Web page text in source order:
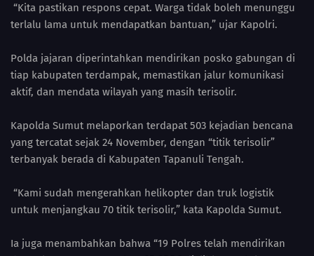
“Kita pastikan respons cepat. Warga tidak boleh menunggu
terlalu lama untuk mendapatkan bantuan,” ujar Kapolri.
Polda jajaran diperintahkan mendirikan posko gabungan di
tiap kabupaten terdampak, memastikan jalur komunikasi
aktif, dan mendata wilayah yang masih terisolir.
Kapolda Sumut melaporkan terdapat 503 kejadian bencana
yang tercatat sejak 24 November, dengan “titik terisolir”
terbanyak berada di Kabupaten Tapanuli Tengah.
“Kami sudah mengerahkan helikopter dan truk logistik
untuk menjangkau 70 titik terisolir,” kata Kapolda Sumut.
Ia juga menambahkan bahwa “19 Polres telah mendirikan